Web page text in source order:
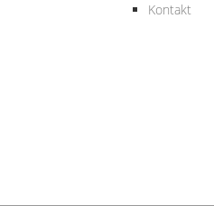
Kontakt